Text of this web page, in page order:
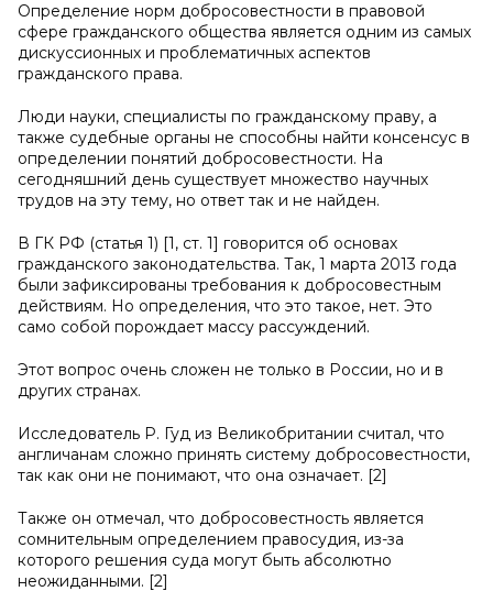
Определение норм добросовестности в правовой
сфере гражданского общества является одним из самых
дискуссионных и проблематичных аспектов
гражданского права.
Люди науки, специалисты по гражданскому праву, а
также судебные органы не способны найти консенсус в
определении понятий добросовестности. На
сегодняшний день существует множество научных
трудов на эту тему, но ответ так и не найден.
В ГК РФ (статья 1) [1, ст. 1] говорится об основах
гражданского законодательства. Так, 1 марта 2013 года
были зафиксированы требования к добросовестным
действиям. Но определения, что это такое, нет. Это
само собой порождает массу рассуждений.
Этот вопрос очень сложен не только в России, но и в
других странах.
Исследователь Р. Гуд из Великобритании считал, что
англичанам сложно принять систему добросовестности,
так как они не понимают, что она означает. [2]
Также он отмечал, что добросовестность является
сомнительным определением правосудия, из-за
которого решения суда могут быть абсолютно
неожиданными. [2]